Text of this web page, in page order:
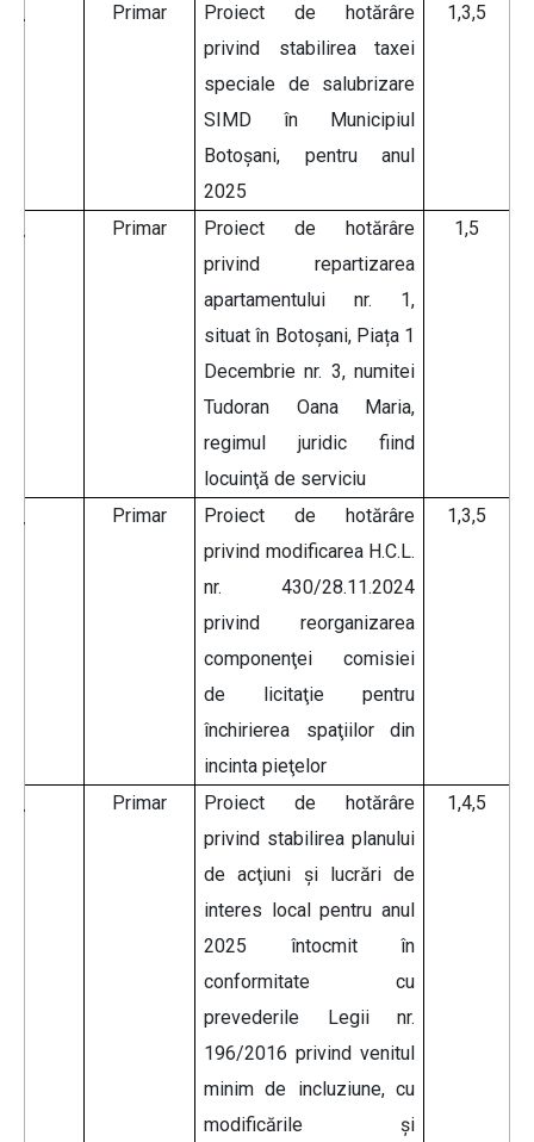
Primar
Proiect de hotărâre
privind stabilirea taxei
speciale de salubrizare
SIMD în Municipiul
Botoșani, pentru anul
2025
1,3,5
Primar
Proiect de hotărâre
privind repartizarea
apartamentului nr. 1,
situat în Botoșani, Piața 1
Decembrie nr. 3, numitei
Tudoran Oana Maria,
regimul juridic fiind
locuinţă de serviciu
1,5
Primar
Proiect de hotărâre
privind modificarea H.C.L.
nr. 430/28.11.2024
privind reorganizarea
componenţei comisiei
de licitaţie pentru
închirierea spaţiilor din
incinta pieţelor
1,3,5
Primar
Proiect de hotărâre
privind stabilirea planului
de acţiuni şi lucrări de
interes local pentru anul
2025 întocmit în
conformitate cu
prevederile Legii nr.
196/2016 privind venitul
minim de incluziune, cu
modificările şi
1,4,5